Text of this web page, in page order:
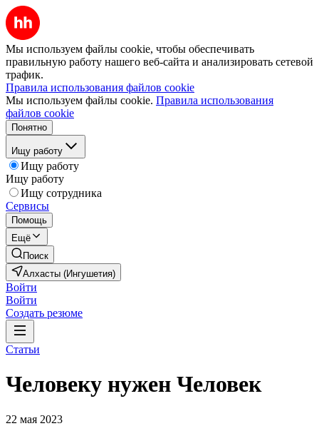
Мы используем файлы cookie, чтобы обеспечивать
правильную работу нашего веб-сайта и анализировать сетевой
трафик.
Правила использования файлов cookie
Мы используем файлы cookie. Правила использования
файлов cookie
Понятно
Ищу работу
Ищу работу
Ищу работу
Ищу сотрудника
Сервисы
Помощь
Ещё
Поиск
Алхасты (Ингушетия)
Войти
Войти
Создать резюме
Статьи
Человеку нужен Человек
22 мая 2023